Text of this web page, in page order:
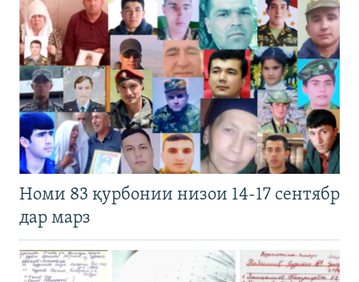
Номи 83 қурбонии низои 14-17 сентябр
дар марз